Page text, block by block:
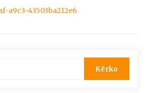
a9c3-43503ba212e6